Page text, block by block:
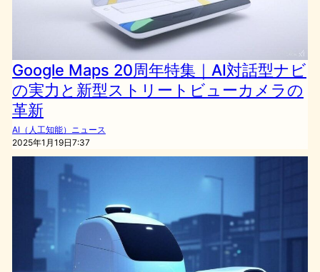
Google Maps 20周年特集｜AI対話型ナビ
の実力と新型ストリートビューカメラの
革新
AI（人工知能）ニュース
2025年1月19日7:37